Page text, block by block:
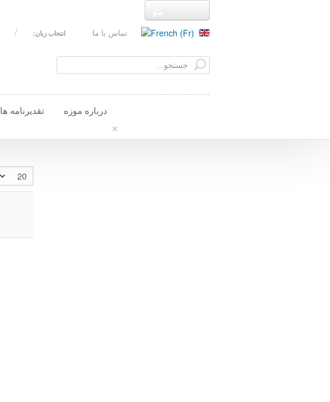
تماس با ما انتخاب زبان:
تقدیرنامه ها درباره موزه
×
نمایش #